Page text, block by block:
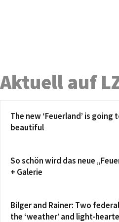
Aktuell auf
The new ‘Feuerland’ is going
beautiful
So schön wird das neue
+ Galerie
Bilger and Rainer: Two
the ‘weather’ and light-